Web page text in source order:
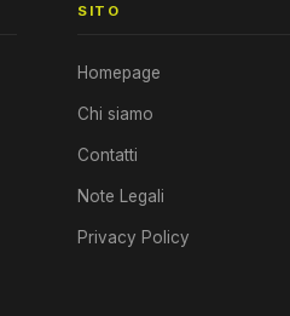
SITO
Homepage
Chi siamo
Contatti
Note Legali
Privacy Policy